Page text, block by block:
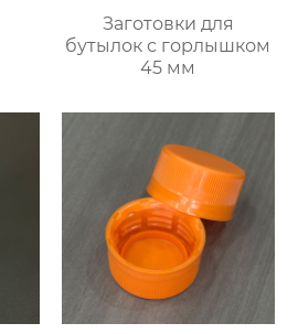
Заготовки для
бутылок с горлышком
45 мм